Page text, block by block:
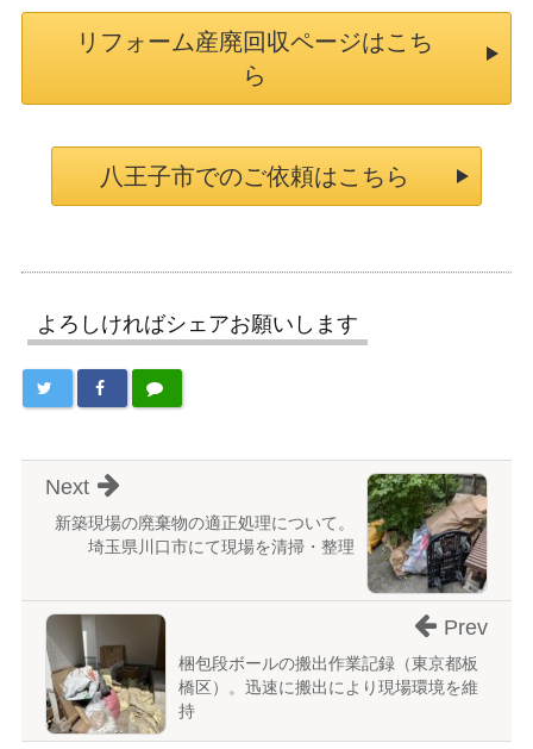
リフォーム産廃回収ページはこち
ら
八王子市でのご依頼はこちら
よろしければシェアお願いします
新築現場の廃棄物の適正処理について。
埼玉県川口市にて現場を清掃・整理
Next
梱包段ボールの搬出作業記録（東京都板
橋区）。迅速に搬出により現場環境を維
持
Prev